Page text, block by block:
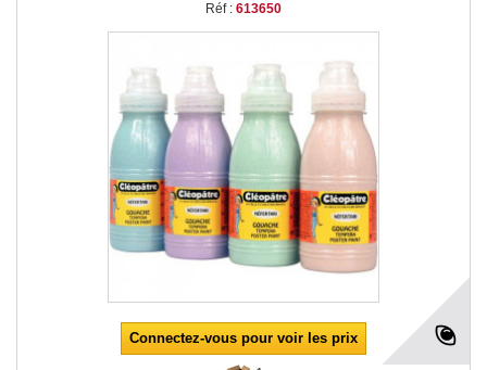
Réf : 613650
Connectez-vous pour voir les prix